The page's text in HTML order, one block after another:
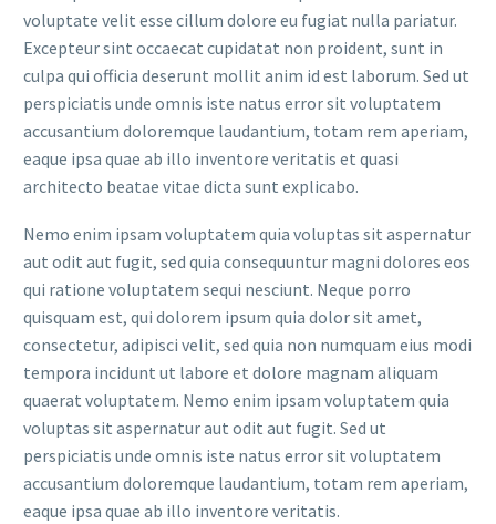
voluptate velit esse cillum dolore eu fugiat nulla pariatur.
Excepteur sint occaecat cupidatat non proident, sunt in
culpa qui officia deserunt mollit anim id est laborum. Sed ut
perspiciatis unde omnis iste natus error sit voluptatem
accusantium doloremque laudantium, totam rem aperiam,
eaque ipsa quae ab illo inventore veritatis et quasi
architecto beatae vitae dicta sunt explicabo.
Nemo enim ipsam voluptatem quia voluptas sit aspernatur
aut odit aut fugit, sed quia consequuntur magni dolores eos
qui ratione voluptatem sequi nesciunt. Neque porro
quisquam est, qui dolorem ipsum quia dolor sit amet,
consectetur, adipisci velit, sed quia non numquam eius modi
tempora incidunt ut labore et dolore magnam aliquam
quaerat voluptatem. Nemo enim ipsam voluptatem quia
voluptas sit aspernatur aut odit aut fugit. Sed ut
perspiciatis unde omnis iste natus error sit voluptatem
accusantium doloremque laudantium, totam rem aperiam,
eaque ipsa quae ab illo inventore veritatis.